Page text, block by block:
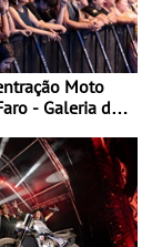
Moto
- Galeria de